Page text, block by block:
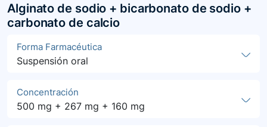
Alginato de sodio + bicarbonato de sodio +
carbonato de calcio
Forma Farmacéutica
Suspensión oral
Concentración
500 mg + 267 mg + 160 mg